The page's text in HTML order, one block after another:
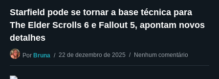
Starfield pode se tornar a base técnica para
The Elder Scrolls 6 e Fallout 5, apontam novos
detalhes
Por Bruna 22 de dezembro de 2025 Nenhum comentário